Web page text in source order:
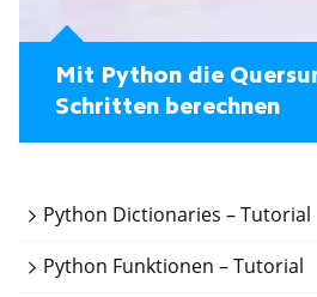
Mit Python die
Schritten berechnen
Python Dictionaries – Tutorial
Python Funktionen – Tutorial